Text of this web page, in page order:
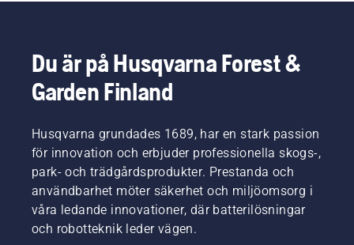
Du är på Husqvarna Forest &
Garden Finland
Husqvarna grundades 1689, har en stark passion
för innovation och erbjuder professionella skogs-,
park- och trädgårdsprodukter. Prestanda och
användbarhet möter säkerhet och miljöomsorg i
våra ledande innovationer, där batterilösningar
och robotteknik leder vägen.